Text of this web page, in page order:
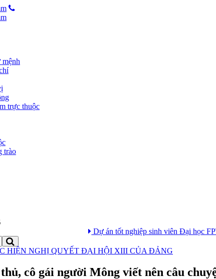
trực thuộc
trào
tri ân nhân Ngày Thương binh Liệt sĩ 27/7 với dự án “Dâng
cô gái người Mông viết nên câu